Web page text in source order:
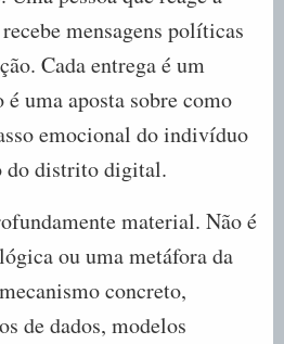
mensagens políticas
Cada entrega é um
uma aposta sobre como
emocional do indivíduo
do distrito digital.
material. Não é
ou uma metáfora da
concreto,
de dados, modelos